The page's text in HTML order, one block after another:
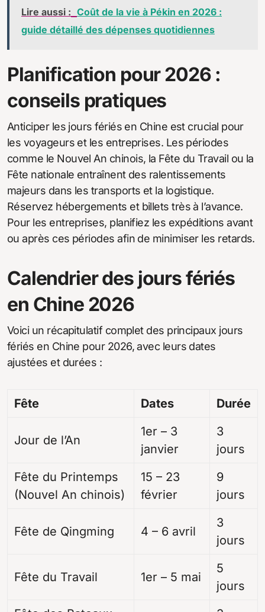
Lire aussi : Coût de la vie à Pékin en 2026 :
guide détaillé des dépenses quotidiennes
Planification pour 2026 :
conseils pratiques
Anticiper les jours fériés en Chine est crucial pour
les voyageurs et les entreprises. Les périodes
comme le Nouvel An chinois, la Fête du Travail ou la
Fête nationale entraînent des ralentissements
majeurs dans les transports et la logistique.
Réservez hébergements et billets très à l’avance.
Pour les entreprises, planifiez les expéditions avant
ou après ces périodes afin de minimiser les retards.
Calendrier des jours fériés
en Chine 2026
Voici un récapitulatif complet des principaux jours
fériés en Chine pour 2026, avec leurs dates
ajustées et durées :
Fête Dates Durée
Jour de l’An
1er – 3
janvier
3
jours
Fête du Printemps
(Nouvel An chinois)
15 – 23
février
9
jours
Fête de Qingming 4 – 6 avril
3
jours
Fête du Travail 1er – 5 mai
5
jours